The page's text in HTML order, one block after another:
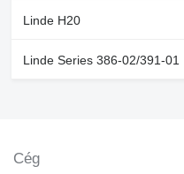
Linde H20
Linde Series 386-02/391-01
Cég